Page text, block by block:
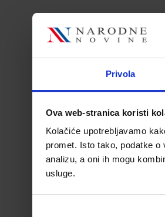
Privola
Ova web-stranica koristi
Kolačiće upotrebljavamo
promet. Isto tako, podatke
analizu, a oni ih mogu
usluge.